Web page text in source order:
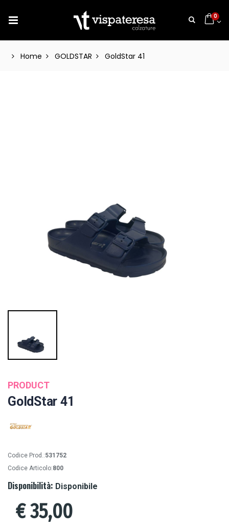
0
Home GOLDSTAR GoldStar 41
PRODUCT
GoldStar 41
Codice Prod.:531752
Codice Articolo:800
Disponibilità: Disponibile
€35,00